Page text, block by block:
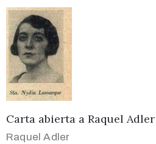
Carta abierta a Raquel Adler
Raquel Adler